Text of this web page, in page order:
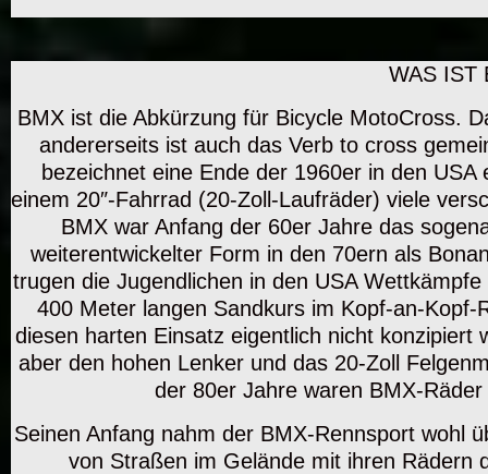
WAS IST
BMX ist die Abkürzung für Bicycle MotoCross.
andererseits ist auch das Verb to cross
bezeichnet eine Ende der 1960er in den
einem 20″-Fahrrad (20-Zoll-Laufräder) viele
BMX war Anfang der 60er Jahre das
weiterentwickelter Form in den 70ern als
trugen die Jugendlichen in den USA
400 Meter langen Sandkurs im Kopf-an-
diesen harten Einsatz eigentlich nicht
aber den hohen Lenker und das 20-Zoll
der 80er Jahre waren BMX-
Seinen Anfang nahm der BMX-Rennsport wohl
von Straßen im Gelände mit ihren Rädern